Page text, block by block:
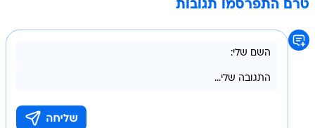
טרם התפרסמו תגובות